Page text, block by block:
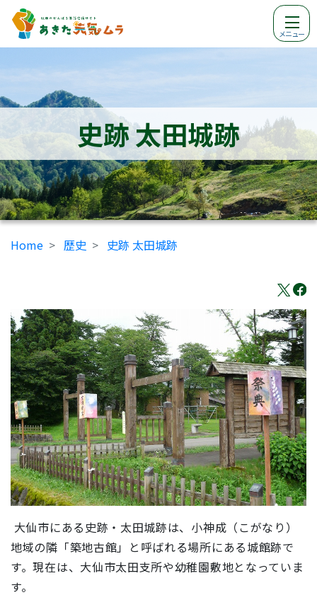
メニュー
史跡 太田城跡
Home 歴史 史跡 太田城跡
大仙市にある史跡・太田城跡は、小神成（こがなり）
地域の隣「築地古館」と呼ばれる場所にある城館跡で
す。現在は、大仙市太田支所や幼稚園敷地となっていま
す。